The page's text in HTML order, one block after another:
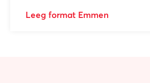
Leeg format Emmen